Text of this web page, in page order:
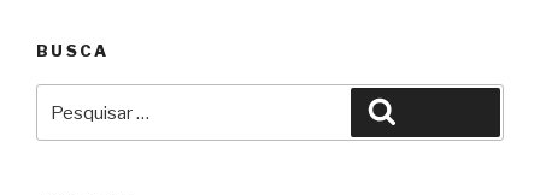
BUSCA
por: